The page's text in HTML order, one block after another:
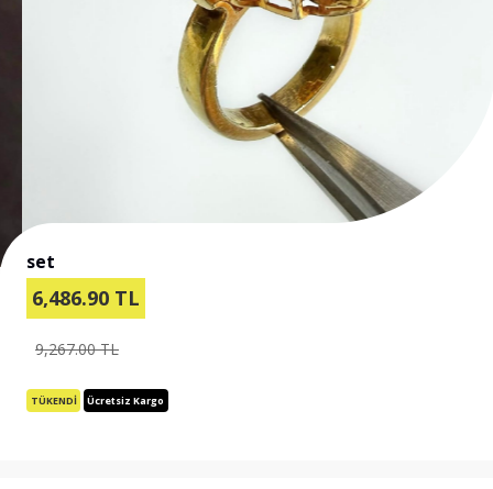
set
6,486.90 TL
9,267.00 TL
TÜKENDİ Ücretsiz Kargo